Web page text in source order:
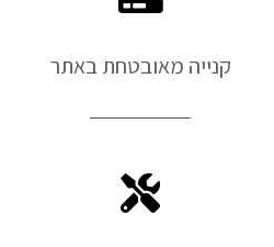
קנייה מאובטחת באתר